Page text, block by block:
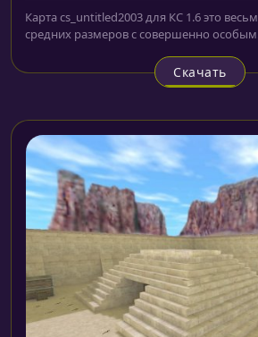
Карта cs_untitled2003 для КС 1.6 это
средних размеров с совершенно
Скачать